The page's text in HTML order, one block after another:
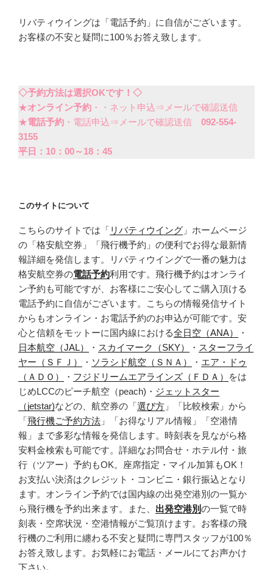
リバティウイングは「電話予約」に自信がございます。
お客様の不安と疑問に100％お答え致します。
◇予約方法は選択OKです！◇
★オンライン予約 ・・ネット申込⇒メールで確認送信
★電話予約 ・電話申込⇒メールで確認送信 092-554-
3155
平日：10：00～18：45
このサイトについて
こちらのサイトでは「 リバティウイング 」ホームページ
の「格安航空券」「飛行機予約」の便利でお得な最新情
報詳細を発信します。リバティウイングで一番の魅力は
格安航空券の電話予約利用です。飛行機予約はオンライ
ン予約も可能ですが、お客様にご安心してご購入頂ける
電話予約に自信がございます。こちらの情報発信サイト
からもオンライン・お電話予約のお申込が可能です。安
心と信頼をモットーに国内線における全日空（ANA）
・
日本航空（JAL）
・ スカイマーク（SKY） ・ スターフライ
ヤー（ＳＦＪ）
・ ソラシド航空（ＳＮＡ） ・ エア・ドゥ
（ＡＤＯ）
・ フジドリームエアラインズ（ＦＤＡ）
をは
じめLCCのピーチ航空（peach)・ ジェットスター
（jetstar)などの、航空券の「選び方 」「比較検索」から
「飛行機ご予約方法 」「お得なリアル情報」「空港情
報」まで多彩な情報を発信します。時刻表を見ながら格
安料金検索も可能です。詳細なお問合せ・ホテル付・旅
行（ツアー）予約もOK。座席指定・マイル加算もOK！
お支払い決済はクレジット・コンビニ・銀行振込となり
ます。オンライン予約では国内線の出発空港別の一覧か
ら飛行機を予約出来ます。また、 出発空港別の一覧で時
刻表・空席状況・空港情報がご覧頂けます。お客様の飛
行機のご利用に纏わる不安と疑問に専門スタッフが100％
お答え致します。お気軽にお電話・メールにてお声かけ
下さい。